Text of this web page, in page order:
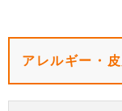
アレルギー・